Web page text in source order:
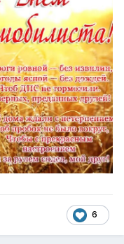
6